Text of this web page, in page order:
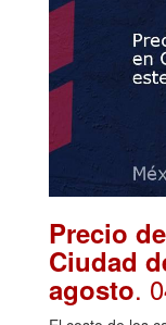
Precio
Ciudad
agosto.